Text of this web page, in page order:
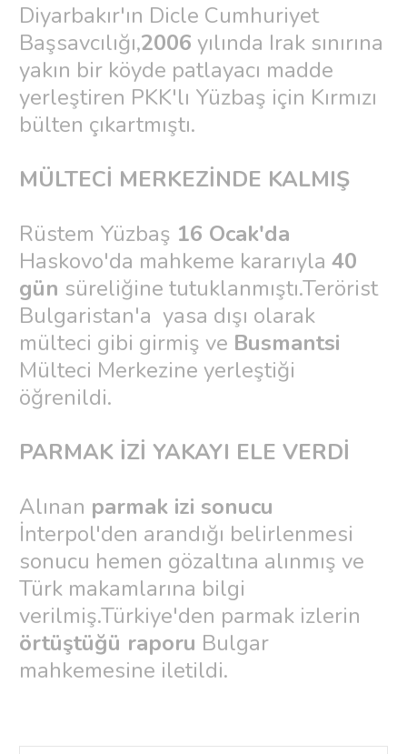
Diyarbakır'ın Dicle Cumhuriyet
Başsavcılığı,2006 yılında Irak sınırına
yakın bir köyde patlayacı madde
yerleştiren PKK'lı Yüzbaş için Kırmızı
bülten çıkartmıştı.
MÜLTECİ MERKEZİNDE KALMIŞ
Rüstem Yüzbaş 16 Ocak'da
Haskovo'da mahkeme kararıyla 40
gün süreliğine tutuklanmıştı.Terörist
Bulgaristan'a yasa dışı olarak
mülteci gibi girmiş ve Busmantsi
Mülteci Merkezine yerleştiği
öğrenildi.
PARMAK İZİ YAKAYI ELE VERDİ
Alınan parmak izi sonucu
İnterpol'den arandığı belirlenmesi
sonucu hemen gözaltına alınmış ve
Türk makamlarına bilgi
verilmiş.Türkiye'den parmak izlerin
örtüştüğü raporu Bulgar
mahkemesine iletildi.